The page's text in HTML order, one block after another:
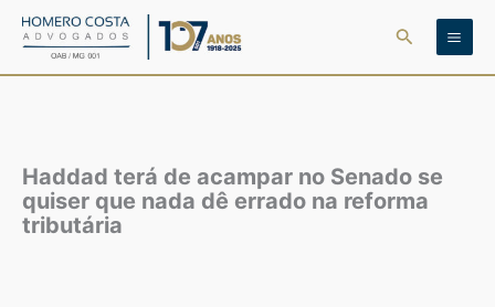
para
Pesquisar
Haddad terá de acampar no Senado se
quiser que nada dê errado na reforma
tributária